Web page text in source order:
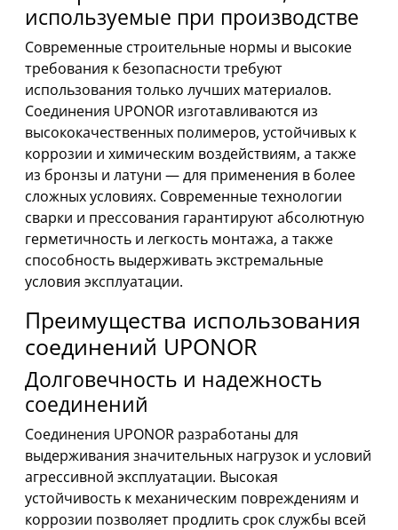
используемые при производстве
Современные строительные нормы и высокие
требования к безопасности требуют
использования только лучших материалов.
Соединения UPONOR изготавливаются из
высококачественных полимеров, устойчивых к
коррозии и химическим воздействиям, а также
из бронзы и латуни — для применения в более
сложных условиях. Современные технологии
сварки и прессования гарантируют абсолютную
герметичность и легкость монтажа, а также
способность выдерживать экстремальные
условия эксплуатации.
Преимущества использования
соединений UPONOR
Долговечность и надежность
соединений
Соединения UPONOR разработаны для
выдерживания значительных нагрузок и условий
агрессивной эксплуатации. Высокая
устойчивость к механическим повреждениям и
коррозии позволяет продлить срок службы всей